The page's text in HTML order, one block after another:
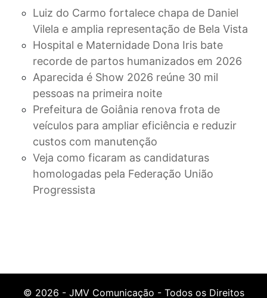
Luiz do Carmo fortalece chapa de Daniel
Vilela e amplia representação de Bela Vista
Hospital e Maternidade Dona Iris bate
recorde de partos humanizados em 2026
Aparecida é Show 2026 reúne 30 mil
pessoas na primeira noite
Prefeitura de Goiânia renova frota de
veículos para ampliar eficiência e reduzir
custos com manutenção
Veja como ficaram as candidaturas
homologadas pela Federação União
Progressista
© 2026 - JMV Comunicação - Todos os Direitos